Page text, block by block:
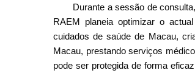
Durante a sessão de
RAEM planeia optimizar o
cuidados de saúde de Macau,
Macau, prestando serviços
pode ser protegida de forma